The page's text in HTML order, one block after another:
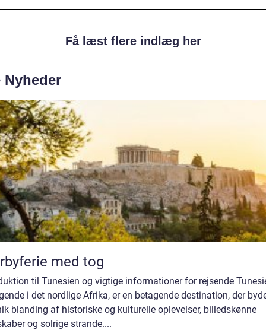
Få læst flere indlæg her
Nyheder
med tog
til Tunesien og vigtige informationer for rejsende
i det nordlige Afrika, er en betagende destination, der
blanding af historiske og kulturelle oplevelser, billedskønne
og solrige strande....